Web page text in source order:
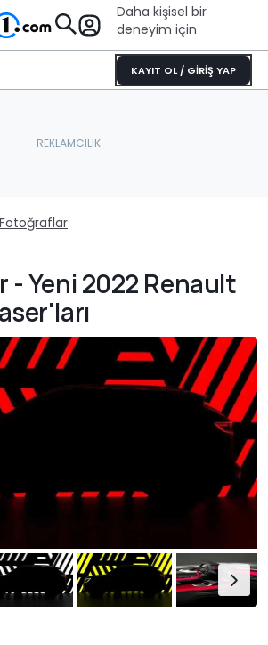
Daha kişisel bir
deneyim için
KAYIT OL / GİRİŞ YAP
Fotoğraflar
- Yeni 2022 Renault